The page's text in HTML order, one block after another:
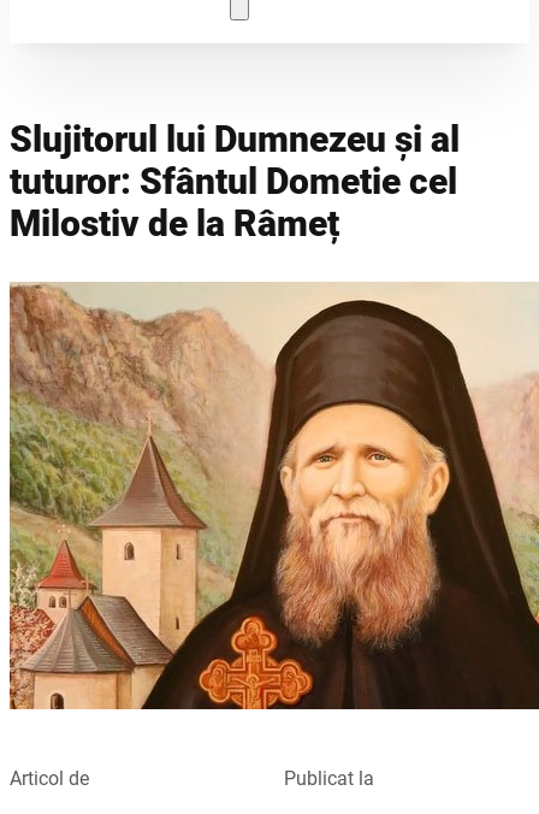
Slujitorul lui Dumnezeu și al
tuturor: Sfântul Dometie cel
Milostiv de la Râmeț
Articol de Publicat la